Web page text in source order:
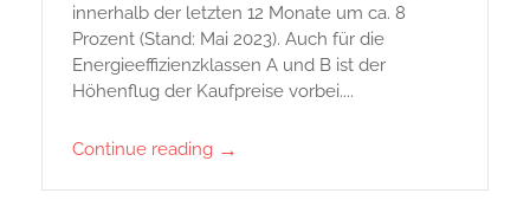
innerhalb der letzten 12 Monate um ca. 8
Prozent (Stand: Mai 2023). Auch für die
Energieeffizienzklassen A und B ist der
Höhenflug der Kaufpreise vorbei....
Continue reading →